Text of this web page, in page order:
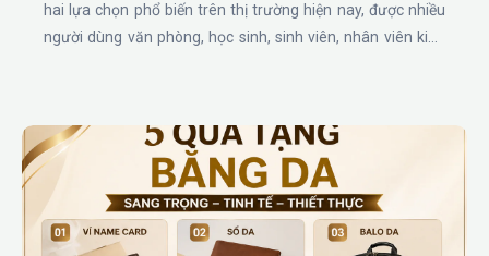
hai lựa chọn phổ biến trên thị trường hiện nay, được nhiều
người dùng văn phòng, học sinh, sinh viên, nhân viên kinh
dụng.TYESO thường nổi bật với các mẫu ly giữ nhiệt dung
tích lớn, thiết kế trẻ trung, nhiều màu sắc, có ống hút, tay
cầm và giá thành dễ tiếp cận. Trong khi đó, LocknLock được
đánh giá cao nhờ thương hiệu quen thuộc, thiết kế gọn